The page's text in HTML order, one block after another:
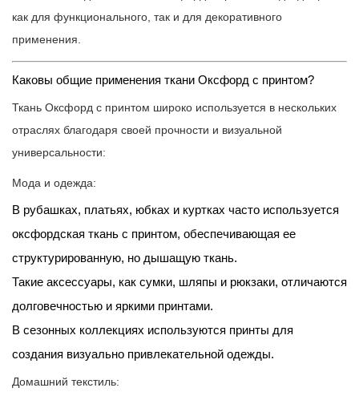
принтом
идеальным
выбором
для
функционального
как для функционального, так и для декоративного
применения.
Каковы общие применения ткани Оксфорд с принтом?
Ткань Оксфорд с принтом широко используется в нескольких
отраслях благодаря своей прочности и визуальной
универсальности:
Мода и одежда:
В рубашках, платьях, юбках и куртках часто используется
оксфордская ткань с принтом, обеспечивающая ее
структурированную, но дышащую ткань.
Такие аксессуары, как сумки, шляпы и рюкзаки, отличаются
долговечностью и яркими принтами.
В сезонных коллекциях используются принты для
создания визуально привлекательной одежды.
Домашний текстиль: